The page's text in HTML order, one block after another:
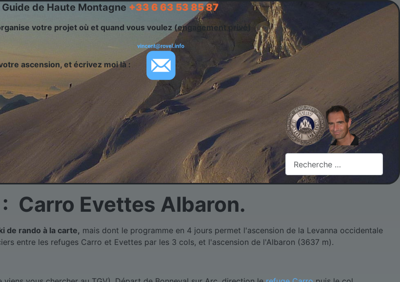
Guide de Haute Montagne +33 6 63 53 85 87
votre projet où et quand vous voulez (engagement privé )
ascension, et écrivez moi là :
Carro Evettes Albaron.
de rando à la carte, mais dont le programme en 4 jours permet l'ascension de la Levanna occidentale
entre les refuges Carro et Evettes par les 3 cols, et l'ascension de l'Albaron (3637 m).